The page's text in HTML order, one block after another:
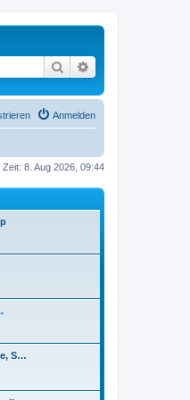
Suche
Anmelden
Zeit: 8. Aug 2026, 09:44
S…